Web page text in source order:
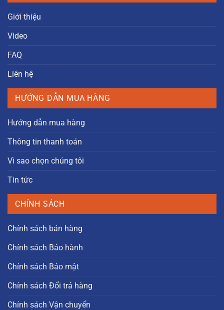
Giới thiệu
Video
FAQ
Liên hệ
HƯỚNG DẪN MUA HÀNG
Hướng dẫn mua hàng
Thông tin thanh toán
Vì sao chọn chúng tôi
Tin tức
CHÍNH SÁCH
Chính sách bán hàng
Chính sách Bảo hành
Chính sách Bảo mật
Chính sách Đổi trả hàng
Chính sách Vận chuyển